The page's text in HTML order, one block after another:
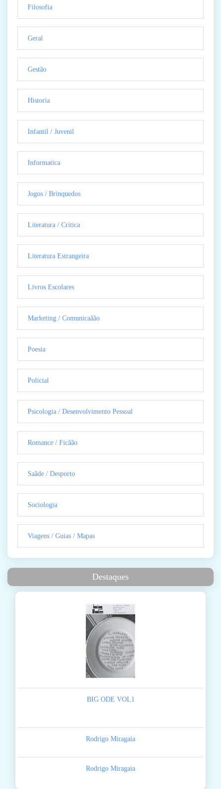
Filosofia
Geral
Gestão
Historia
Infantil / Juvenil
Informatica
Jogos / Brinquedos
Literatura / Critica
Literatura Estrangeira
Livros Escolares
Marketing / Comunicaãão
Poesia
Policial
Psicologia / Desenvolvimento Pessoal
Romance / Ficãão
Saãde / Desporto
Sociologia
Viagens / Guias / Mapas
Destaques
BIG ODE VOL1
Rodrigo Miragaia
Rodrigo Miragaia